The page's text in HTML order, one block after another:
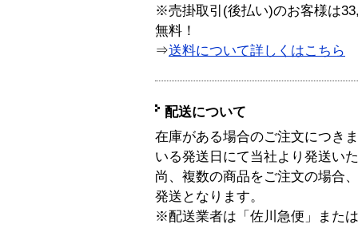
※売掛取引(後払い)のお客様は
無料！
⇒送料について詳しくはこちら
配送について
在庫がある場合のご注文につき
いる発送日にて当社より発送い
尚、複数の商品をご注文の場合
発送となります。
※配送業者は「佐川急便」また